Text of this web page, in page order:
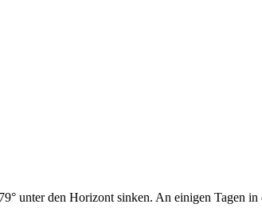
unter den Horizont sinken. An einigen Tagen